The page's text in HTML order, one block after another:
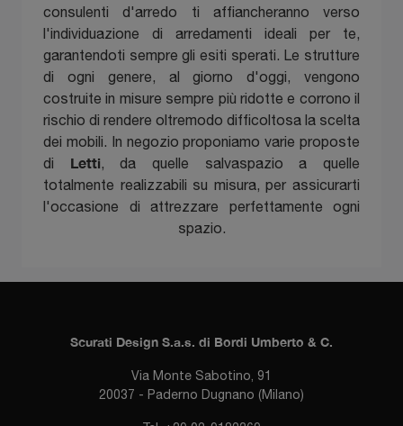
consulenti d'arredo ti affiancheranno verso
l'individuazione di arredamenti ideali per te,
garantendoti sempre gli esiti sperati. Le strutture
di ogni genere, al giorno d'oggi, vengono
costruite in misure sempre più ridotte e corrono il
rischio di rendere oltremodo difficoltosa la scelta
dei mobili. In negozio proponiamo varie proposte
di Letti, da quelle salvaspazio a quelle
totalmente realizzabili su misura, per assicurarti
l'occasione di attrezzare perfettamente ogni
spazio.
Scurati Design S.a.s. di Bordi Umberto & C.
Via Monte Sabotino, 91
20037 - Paderno Dugnano (Milano)